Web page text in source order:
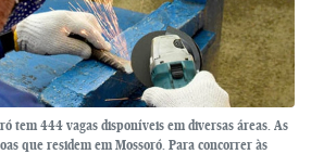
tem 444 vagas disponíveis em diversas áreas. As
que residem em Mossoró. Para concorrer às